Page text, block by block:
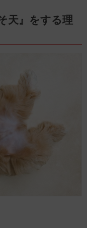
天』をする理